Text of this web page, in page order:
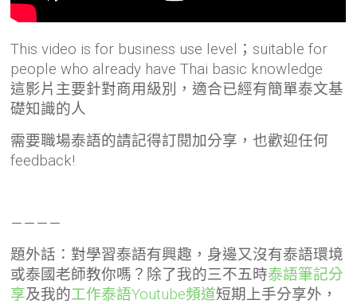
This video is for business use level；suitable for
people who already have Thai basic knowledge
這影片主要針對商用級別，適合已經有簡單泰文基
礎知識的人
需要職場泰語的請記得訂閱加分享，也歡迎任何
feedback!
－－－－
題外話：對學習泰語有興趣，身邊又沒有泰語環境
或泰國老師教你嗎？除了我的三不五時泰語筆記分
享及我的工作泰語Youtube頻道短期上手分享外，